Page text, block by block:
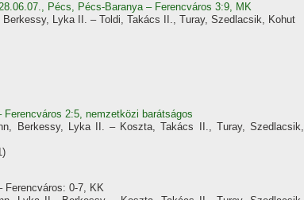
Pécs, Pécs-Baranya – Ferencváros 3:9, MK
Lyka II. – Toldi, Takács II., Turay, Szedlacsik, Kohut
2:5, nemzetközi barátságos
Berkessy, Lyka II. – Koszta, Takács II., Turay, Szedlacsik,
Ferencváros: 0-7, KK